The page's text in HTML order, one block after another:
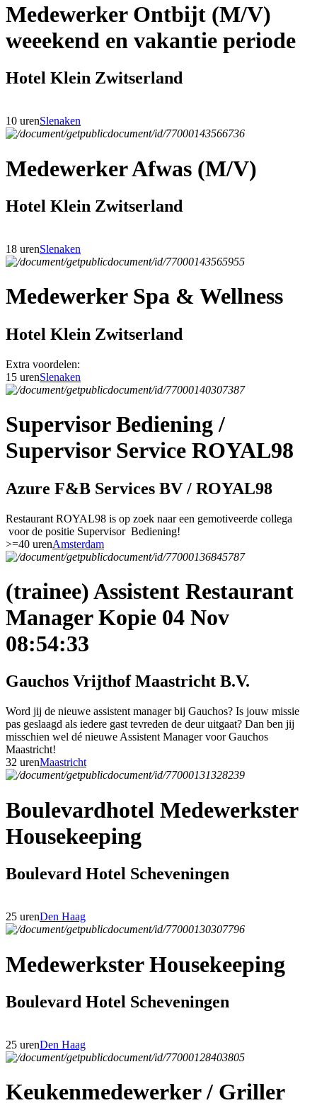
Medewerker Ontbijt (M/V)
weeekend en vakantie periode
Hotel Klein Zwitserland
10 urenSlenaken
Medewerker Afwas (M/V)
Hotel Klein Zwitserland
18 urenSlenaken
Medewerker Spa & Wellness
Hotel Klein Zwitserland
Extra voordelen:
15 urenSlenaken
Supervisor Bediening /
Supervisor Service ROYAL98
Azure F&B Services BV / ROYAL98
Restaurant ROYAL98 is op zoek naar een gemotiveerde collega
voor de positie Supervisor Bediening!
>=40 urenAmsterdam
(trainee) Assistent Restaurant
Manager Kopie 04 Nov
08:54:33
Gauchos Vrijthof Maastricht B.V.
Word jij de nieuwe assistent manager bij Gauchos? Is jouw missie
pas geslaagd als iedere gast tevreden de deur uitgaat? Dan ben jij
misschien wel dé nieuwe Assistent Manager voor Gauchos
Maastricht!
32 urenMaastricht
Boulevardhotel Medewerkster
Housekeeping
Boulevard Hotel Scheveningen
25 urenDen Haag
Medewerkster Housekeeping
Boulevard Hotel Scheveningen
25 urenDen Haag
Keukenmedewerker / Griller